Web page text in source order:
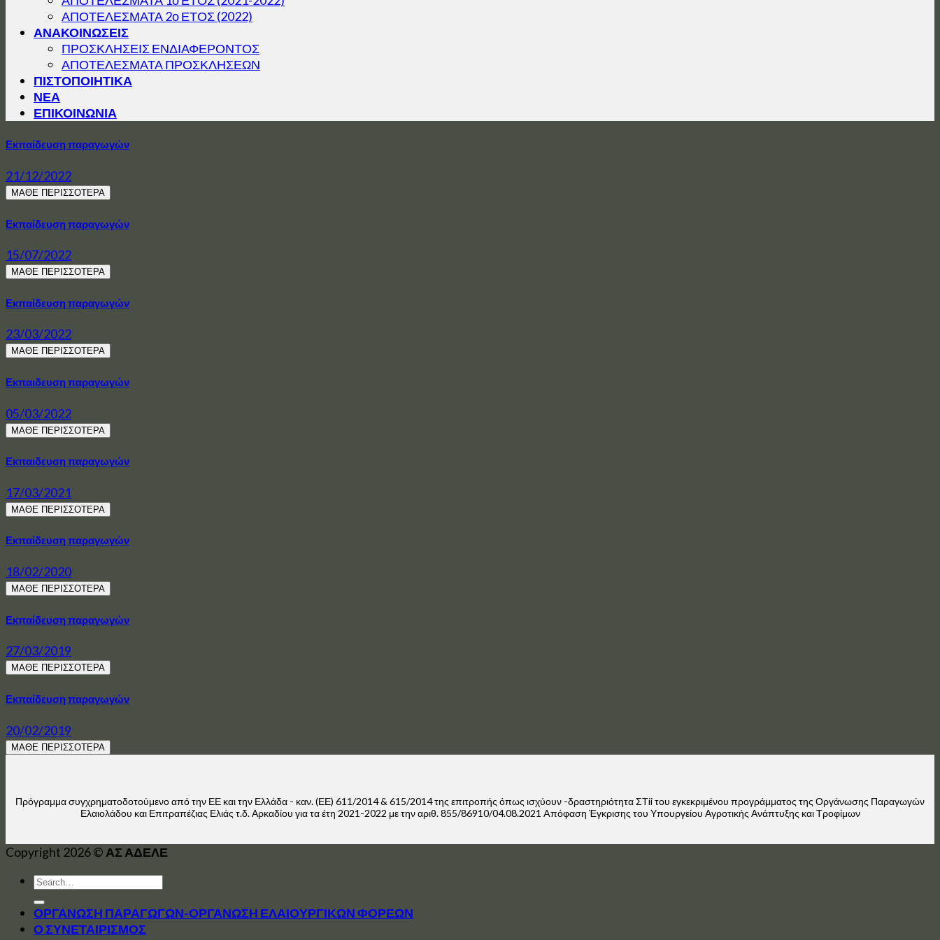
ΑΠΟΤΕΛΕΣΜΑΤΑ 2ο ΕΤΟΣ (2022)
ΑΝΑΚΟΙΝΩΣΕΙΣ
ΠΡΟΣΚΛΗΣΕΙΣ ΕΝΔΙΑΦΕΡΟΝΤΟΣ
ΑΠΟΤΕΛΕΣΜΑΤΑ ΠΡΟΣΚΛΗΣΕΩΝ
ΠΙΣΤΟΠΟΙΗΤΙΚΑ
ΝΕΑ
ΕΠΙΚΟΙΝΩΝΙΑ
Εκπαίδευση παραγωγών
21/12/2022
ΜΑΘΕ ΠΕΡΙΣΣΟΤΕΡΑ
Εκπαίδευση παραγωγών
15/07/2022
ΜΑΘΕ ΠΕΡΙΣΣΟΤΕΡΑ
Εκπαίδευση παραγωγών
23/03/2022
ΜΑΘΕ ΠΕΡΙΣΣΟΤΕΡΑ
Εκπαιδευση παραγωγών
05/03/2022
ΜΑΘΕ ΠΕΡΙΣΣΟΤΕΡΑ
Εκπαιδευση παραγωγών
17/03/2021
ΜΑΘΕ ΠΕΡΙΣΣΟΤΕΡΑ
Εκπαίδευση παραγωγών
18/02/2020
ΜΑΘΕ ΠΕΡΙΣΣΟΤΕΡΑ
Εκπαίδευση παραγωγών
27/03/2019
ΜΑΘΕ ΠΕΡΙΣΣΟΤΕΡΑ
Εκπαίδευση παραγωγών
20/02/2019
ΜΑΘΕ ΠΕΡΙΣΣΟΤΕΡΑ
Πρόγραμμα συγχρηματοδοτούμενο από την ΕΕ και την Ελλάδα - καν. (ΕΕ) 611/2014 & 615/2014 της επιτροπής όπως ισχύουν -δραστηριότητα ΣΤii του εγκεκριμένου προγράμματος της Οργάνωσης Παραγωγών
Ελαιολάδου και Επιτραπέζιας Ελιάς τ.δ. Αρκαδίου για τα έτη 2021-2022 με την αριθ. 855/86910/04.08.2021 Aπόφαση Έγκρισης του Υπουργείου Αγροτικής Ανάπτυξης και Τροφίμων
Copyright 2026 © ΑΣ ΑΔΕΛΕ
ΟΡΓΑΝΩΣΗ ΠΑΡΑΓΩΓΩΝ-ΟΡΓΑΝΩΣΗ ΕΛΑΙΟΥΡΓΙΚΩΝ ΦΟΡΕΩΝ
Ο ΣΥΝΕΤΑΙΡΙΣΜΟΣ